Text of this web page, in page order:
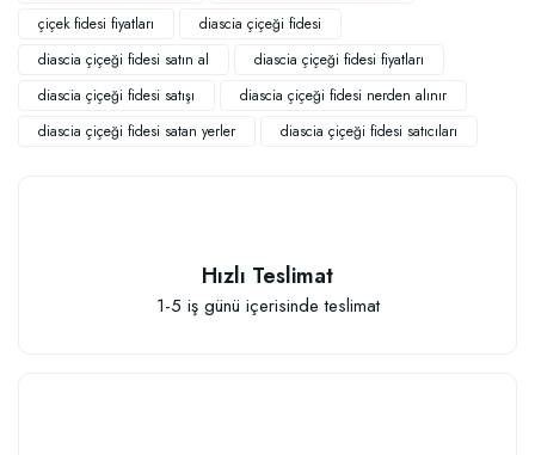
Sebze ve Çiçek Fidesi Dikim Gübresi (50 Fide İçin)
çiçek fidesi fiyatları
diascia çiçeği fidesi
diascia çiçeği fidesi satın al
diascia çiçeği fidesi fiyatları
diascia çiçeği fidesi satışı
diascia çiçeği fidesi nerden alınır
diascia çiçeği fidesi satan yerler
diascia çiçeği fidesi satıcıları
Hızlı Teslimat
1-5 iş günü içerisinde teslimat